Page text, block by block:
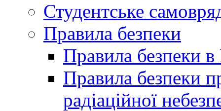
Студентське
Правила безпеки
Правила безпеки в
Правила безпеки
радіаційної